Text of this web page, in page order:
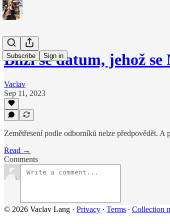
Subscribe Sign in
Blíží se datum, jehož
Vaclav
Sep 11, 2023
Zemětřesení podle odborníků nelze předpovědět.
Read →
Comments
© 2026 Vaclav Lang · Privacy ∙ Terms ∙ Collection